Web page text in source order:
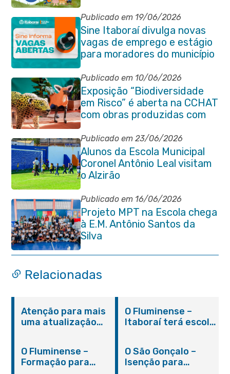
Publicado em 19/06/2026
Sine Itaboraí divulga novas
vagas de emprego e estágio
para moradores do município
Publicado em 10/06/2026
Exposição “Biodiversidade
em Risco” é aberta na CCHAT
com obras produzidas com
ajuda de alunos da rede
municipal
Publicado em 23/06/2026
Alunos da Escola Municipal
Coronel Antônio Leal visitam
o Alzirão
Publicado em 16/06/2026
Projeto MPT na Escola chega
à E.M. Antônio Santos da
Silva
Relacionadas
Atenção para mais
uma atualização
em Itaboraí (24/05)
O Fluminense –
Itaboraí terá escola
março
O Fluminense –
Formação para
O São Gonçalo –
Isenção para